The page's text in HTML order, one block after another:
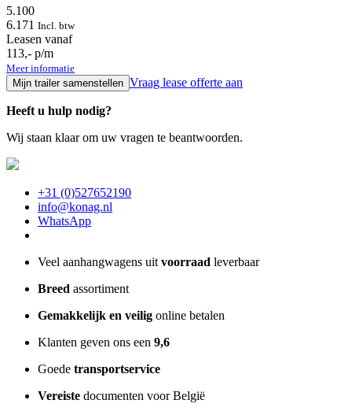
5.100
6.171 Incl. btw
Leasen vanaf
113,- p/m
Meer informatie
Mijn trailer samenstellen Vraag lease offerte aan
Heeft u hulp nodig?
Wij staan klaar om uw vragen te beantwoorden.
+31 (0)527652190
info@konag.nl
WhatsApp
Veel aanhangwagens uit voorraad leverbaar
Breed assortiment
Gemakkelijk en veilig online betalen
Klanten geven ons een 9,6
Goede transportservice
Vereiste documenten voor België